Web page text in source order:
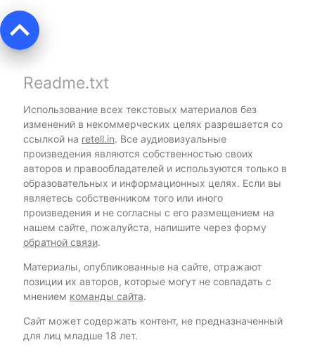
keyboard_arrow_up
Readme.txt
Использование всех текстовых материалов без
изменений в некоммерческих целях разрешается со
ссылкой на retell.in. Все аудиовизуальные
произведения являются собственностью своих
авторов и правообладателей и используются только в
образовательных и информационных целях. Если вы
являетесь собственником того или иного
произведения и не согласны с его размещением на
нашем сайте, пожалуйста, напишите через форму
обратной связи.
Материалы, опубликованные на сайте, отражают
позиции их авторов, которые могут не совпадать с
мнением команды сайта.
Сайт может содержать контент, не предназначенный
для лиц младше 18 лет.